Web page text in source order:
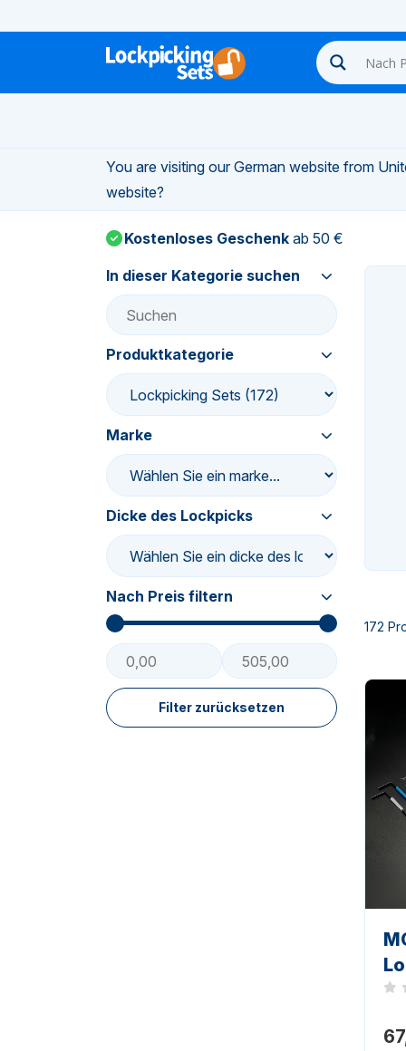
You are visiting our German website from
website?
Kostenloses Geschenk ab 50 €
In dieser Kategorie suchen
Produktkategorie
Marke
Dicke des Lockpicks
Nach Preis filtern
Filter zurücksetzen
172